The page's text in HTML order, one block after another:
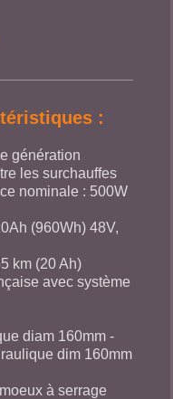
:
génération
les surchauffes
nominale : 500W
(960Wh) 48V,
km (20 Ah)
avec système
diam 160mm -
dim 160mm
à serrage